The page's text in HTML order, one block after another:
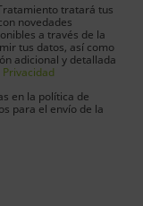
tratará tus
novedades
a través de la
tus datos, así como
adicional y detallada
en la política de
para el envío de la